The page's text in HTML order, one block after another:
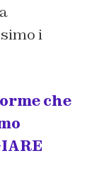
i
che